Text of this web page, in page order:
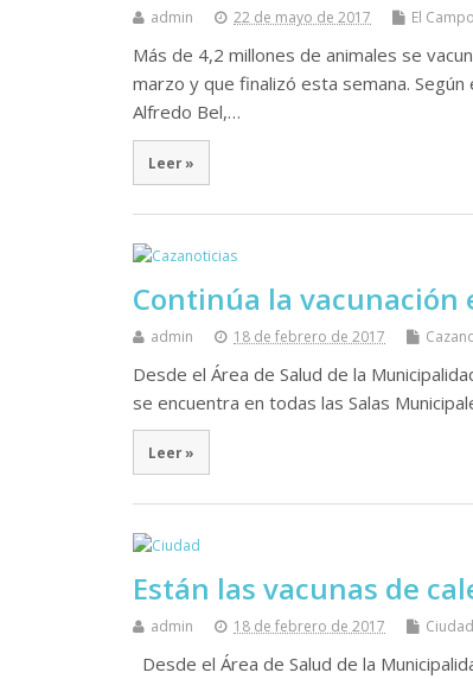
admin 22 de mayo de 2017 El Campo
Más de 4,2 millones de animales se
marzo y que finalizó esta semana.
Alfredo Bel,…
Leer »
Continúa la vacunación
admin 18 de febrero de 2017
Desde el Área de Salud de la
se encuentra en todas las Salas
Leer »
Están las vacunas de
admin 18 de febrero de 2017 Ciudad
Desde el Área de Salud de la